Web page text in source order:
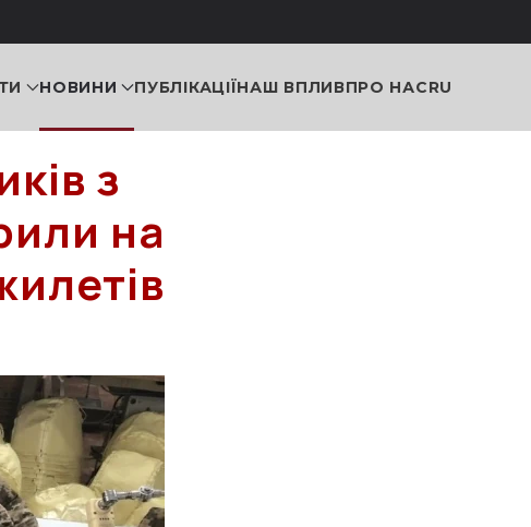
НОВИНИ ПУБЛІКАЦІЇНАШ ВПЛИВПРО НАСRU
з
на